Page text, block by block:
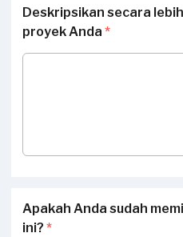
Deskripsikan secara
proyek Anda *
Apakah Anda sudah
ini? *